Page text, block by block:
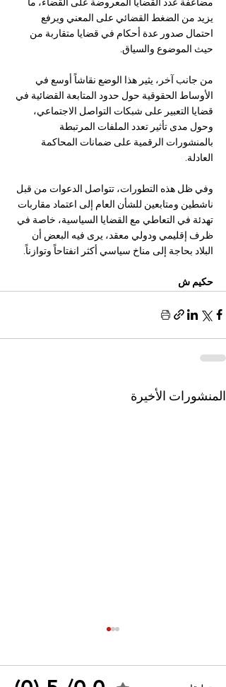
مضاعفة عدد القضايا المعروضة على القضاء، ما
يزيد من الضغط القضائي على المعني ويرفع
احتمال صدور عدة أحكام في قضايا متقاربة من
حيث الموضوع والسياق.
من جانب آخر، يثير هذا الوضع نقاشاً أوسع في
الأوساط الحقوقية حول حدود المتابعة القضائية في
قضايا التعبير على شبكات التواصل الاجتماعي،
وحول مدى تأثير تعدد الملفات المرتبطة
بالمنشورات الرقمية على ضمانات المحاكمة
العادلة.
وفي ظل هذه التطورات، تتواصل الدعوات من قبل
ناشطين ومتابعين للشأن العام إلى اعتماد مقاربات
تهدئة في التعاطي مع القضايا السياسية، خاصة في
ظرف إقليمي ودولي معقد، يرى فيه البعض أن
البلاد بحاجة إلى مناخ سياسي أكثر انفتاحاً وتوازناً.
حكيم ش
المنشورات الأخيرة